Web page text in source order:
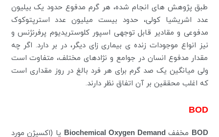
طبق پژوهش های انجام شده، هر گرم مدفوع حدود یک بیلیون
عدد اشریشیا کولی، حدود بیست میلیون عدد استرپتوکوک
مدفوعی و مقادیر قابل توجهی اسپور کلوستریدیوم پرفرنژنس و
نیز انواع موجودات زنده ی بیماری زای دیگر، در بر دارد. اگر چه
مقدار مدفوع انسان در جوامع و نژادهای مختلف، متفاوت است
ولی میانگین یک صد گرم برای هر فرد بالغ در روز مقداری است
که اغلب محققین بر آن اتفاق نظر دارند.
BOD
BOD مخفف
یا (اکسیژن مورد